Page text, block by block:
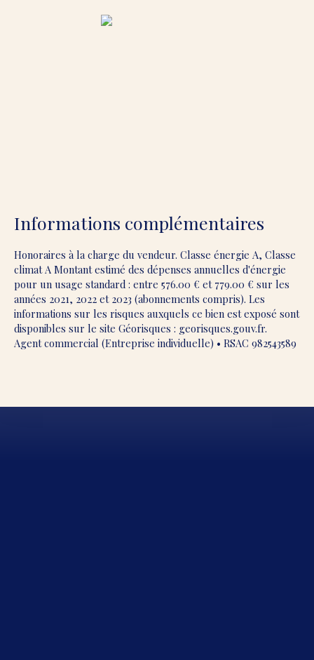
Informations complémentaires
Honoraires à la charge du vendeur. Classe énergie A, Classe
climat A Montant estimé des dépenses annuelles d'énergie
pour un usage standard : entre 576.00 € et 779.00 € sur les
années 2021, 2022 et 2023 (abonnements compris). Les
informations sur les risques auxquels ce bien est exposé sont
disponibles sur le site Géorisques : georisques.gouv.fr.
Agent commercial (Entreprise individuelle) • RSAC 982543589